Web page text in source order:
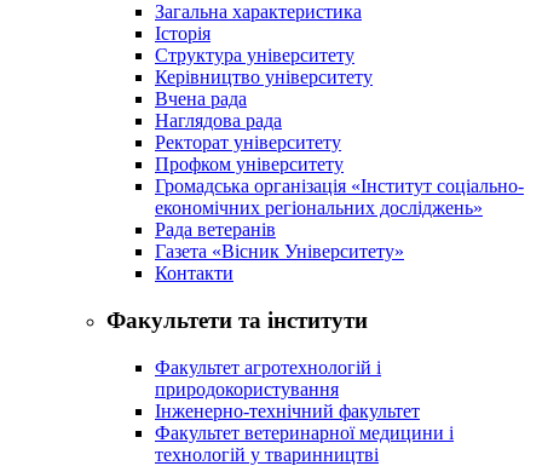
Загальна характеристика
Історія
Структура університету
Керівництво університету
Вчена рада
Наглядова рада
Ректорат університету
Профком університету
Громадська організація «Інститут соціально-
економічних регіональних досліджень»
Рада ветеранів
Газета «Вісник Університету»
Контакти
Факультети та інститути
Факультет агротехнологій і
природокористування
Інженерно-технічний факультет
Факультет ветеринарної медицини і
технологій у тваринництві